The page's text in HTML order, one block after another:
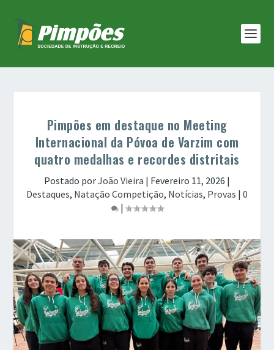
Pimpões em destaque no Meeting
Internacional da Póvoa de Varzim com
quatro medalhas e recordes distritais
Postado porJoão Vieira | Fevereiro 11, 2026 |
Destaques, Natação Competição, Notícias, Provas | 0
|